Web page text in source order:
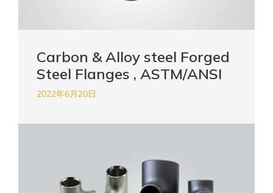
Carbon & Alloy steel Forged
Steel Flanges , ASTM/ANSI
2022年6月20日